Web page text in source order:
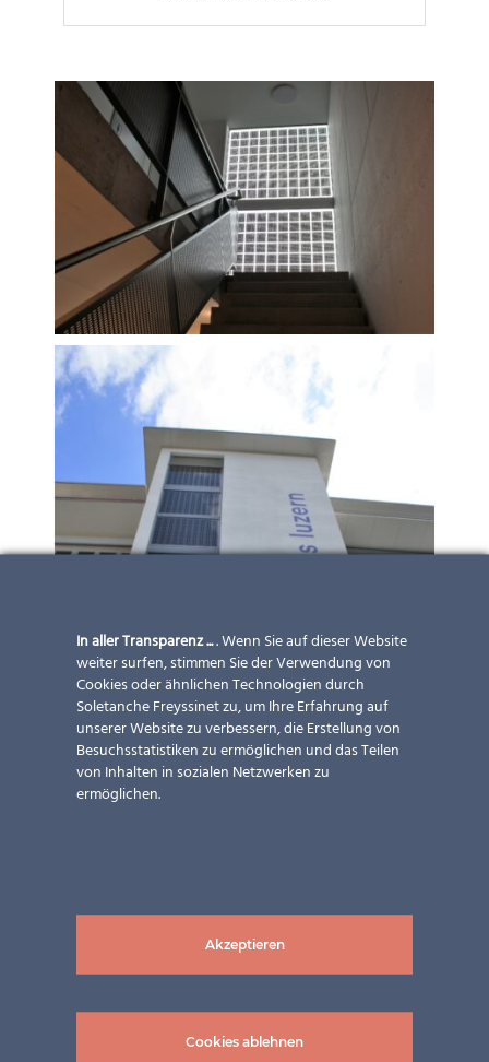
In aller Transparenz .... Wenn Sie auf dieser Website
weiter surfen, stimmen Sie der Verwendung von
Cookies oder ähnlichen Technologien durch
Soletanche Freyssinet zu, um Ihre Erfahrung auf
unserer Website zu verbessern, die Erstellung von
Besuchsstatistiken zu ermöglichen und das Teilen
von Inhalten in sozialen Netzwerken zu
ermöglichen.
Akzeptieren
Cookies ablehnen